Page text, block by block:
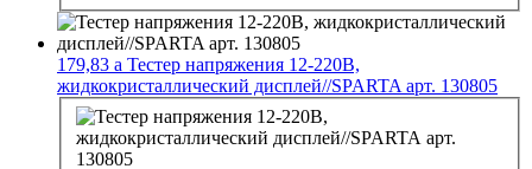
179,83 a Тестер напряжения 12-220В,
жидкокристаллический дисплей//SPARTA арт. 130805